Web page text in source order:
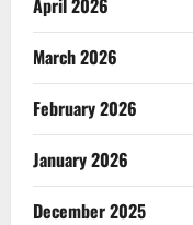
March 2026
February 2026
January 2026
December 2025